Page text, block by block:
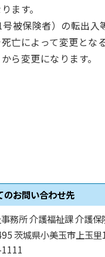
ます。
号被保険者）の転出入
亡によって変更とな
ら変更になります。
のお問い合わせ先
務所 介護福祉課 介護保
茨城県小美玉市上玉